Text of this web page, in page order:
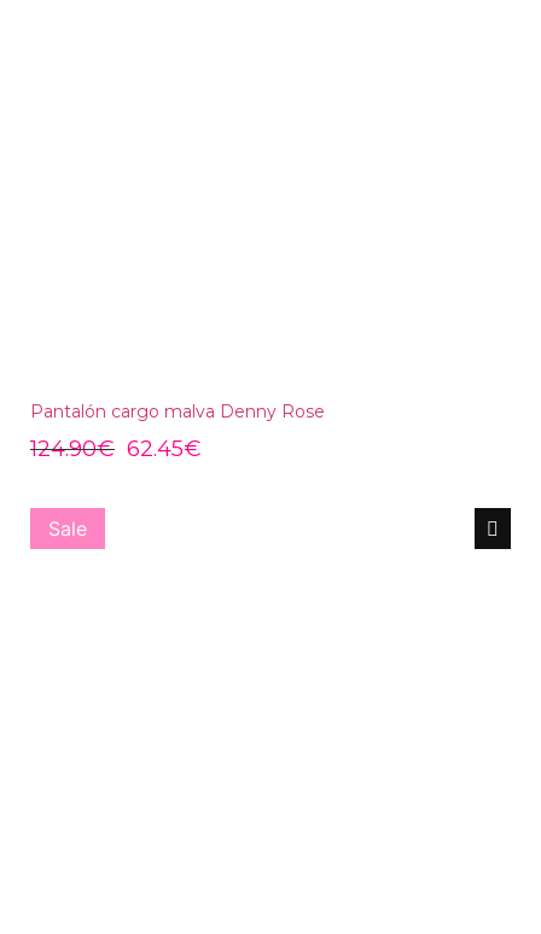
Pantalón cargo malva Denny Rose
124.90€ 62.45€
Sale